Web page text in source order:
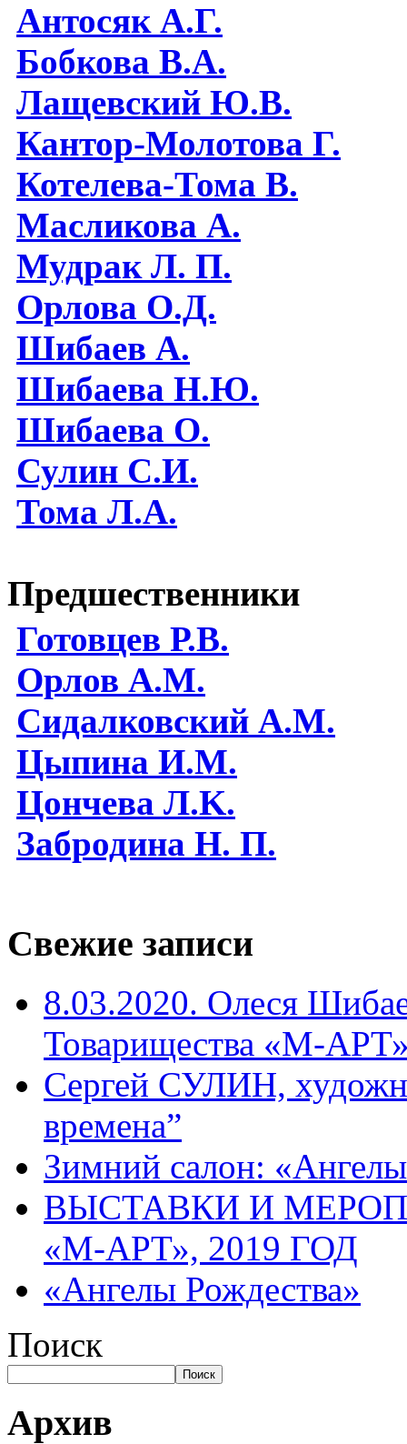
Антосяк А.Г.
Бобкова В.А.
Лащевский Ю.В.
Кантор-Молотова Г.
Котелева-Тома В.
Масликова А.
Мудрак Л. П.
Орлова О.Д.
Шибаев А.
Шибаева Н.Ю.
Шибаева O.
Сулин С.И.
Тома Л.А.
Предшественники
Готовцев Р.В.
Орлов А.М.
Сидалковский А.М.
Цыпина И.М.
Цончева Л.K.
Забродина Н. П.
Свежие записи
8.03.2020. Олеся
Товарищества «М-
Сергей СУЛИН,
времена”
Зимний салон:
ВЫСТАВКИ И
«М-АРТ», 2019 ГОД
«Ангелы Рождества»
Поиск
Поиск
Архив